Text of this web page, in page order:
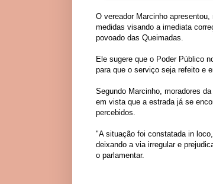
O vereador Marcinho apresentou,
medidas visando a imediata
povoado das Queimadas.
Ele sugere que o Poder Público
para que o serviço seja refeito e
Segundo Marcinho, moradores
em vista que a estrada já se
percebidos.
"A situação foi constatada in
deixando a via irregular e
o parlamentar.